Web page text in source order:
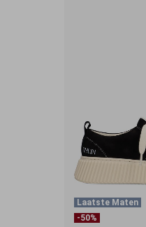
Laatste Maten
-50%